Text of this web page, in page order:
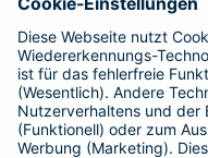
Barmenia ist